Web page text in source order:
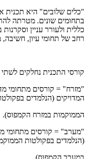
"כלים שלובים" היא
בתחומים שונים. מטרתה
כללית ולעורר עניין
רחב של תחומי עיון, חשיבה,
קורסי התכנית נחלקים לשתי
"מזרח" = קורסים מתחומי
המדויקים (הנלמדים
הממוקמות במזרח הקמפוס).
"מערב" = קורסים מתחומי
(הנלמדים בפקולטות